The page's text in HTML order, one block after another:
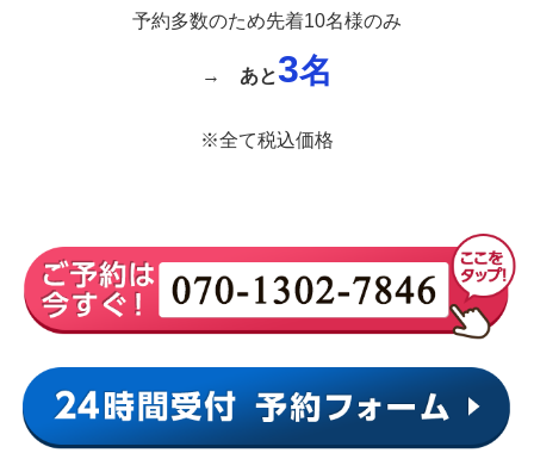
予約多数のため先着10名様のみ
→ あと3名
※全て税込価格